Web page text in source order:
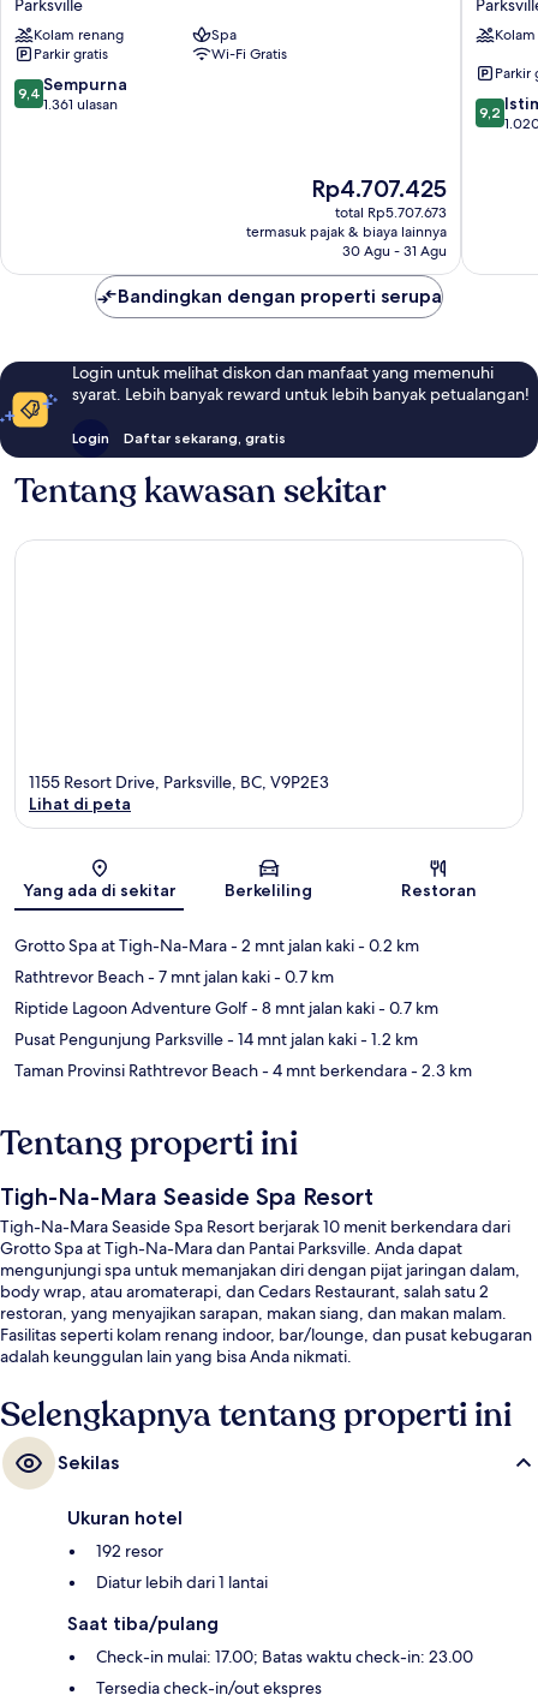
Club
Resort
Parksville
Kolam renang
Spa
Parkir gratis
Wi-Fi Gratis
9.4
dari
9,4 Sempurna
1.361 ulasan
Harga
sekarang
Rp4.707.425
Rp4.707.425
total Rp5.707.673
termasuk pajak & biaya lainnya
30 Agu - 31 Agu
an
Ascend
Resort
Parkir
9.2
dari
9,2
Bandingkan dengan properti serupa
Login untuk melihat diskon dan manfaat yang memenuhi
syarat. Lebih banyak reward untuk lebih banyak petualangan!
Login Daftar sekarang, gratis
Tentang kawasan sekitar
Peta
1155 Resort Drive, Parksville, BC, V9P2E3
Lihat di peta
Yang ada di sekitar Berkeliling Restoran
Grotto Spa at Tigh-Na-Mara- 2 mnt jalan kaki- 0.2 km
Rathtrevor Beach- 7 mnt jalan kaki- 0.7 km
Riptide Lagoon Adventure Golf- 8 mnt jalan kaki- 0.7 km
Pusat Pengunjung Parksville- 14 mnt jalan kaki- 1.2 km
Taman Provinsi Rathtrevor Beach- 4 mnt berkendara- 2.3 km
Tentang properti ini
Tigh-Na-Mara Seaside Spa Resort
Tigh-Na-Mara Seaside Spa Resort berjarak 10 menit berkendara dari
Grotto Spa at Tigh-Na-Mara dan Pantai Parksville. Anda dapat
mengunjungi spa untuk memanjakan diri dengan pijat jaringan dalam,
body wrap, atau aromaterapi, dan Cedars Restaurant, salah satu 2
restoran, yang menyajikan sarapan, makan siang, dan makan malam.
Fasilitas seperti kolam renang indoor, bar/lounge, dan pusat kebugaran
adalah keunggulan lain yang bisa Anda nikmati.
Selengkapnya tentang properti ini
Sekilas
Ukuran hotel
192 resor
Diatur lebih dari 1 lantai
Saat tiba/pulang
Check-in mulai: 17.00; Batas waktu check-in: 23.00
Tersedia check-in/out ekspres